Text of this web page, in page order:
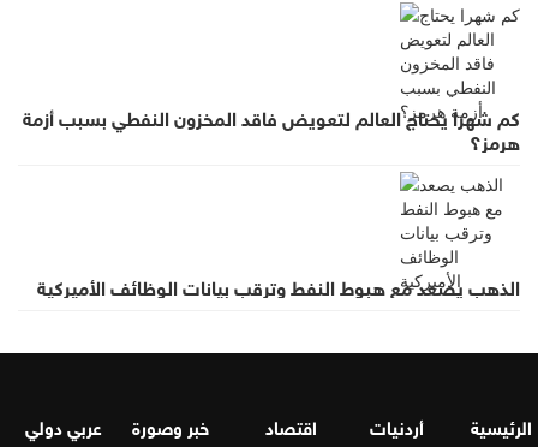
كم شهرا يحتاج العالم لتعويض فاقد المخزون النفطي بسبب أزمة
هرمز؟
الذهب يصعد مع هبوط النفط وترقب بيانات الوظائف الأميركية
الرئيسية أردنيات اقتصاد خبر وصورة عربي دولي